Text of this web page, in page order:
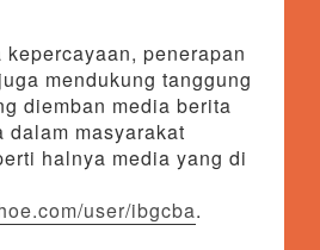
penerapan
mendukung tanggung
diemban media berita
masyarakat
halnya media yang di
user/ibgcba.